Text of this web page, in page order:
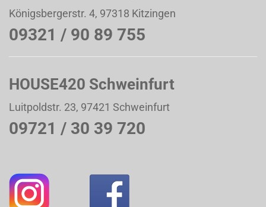
Königsbergerstr. 4, 97318 Kitzingen
09321 / 90 89 755
HOUSE420 Schweinfurt
Luitpoldstr. 23, 97421 Schweinfurt
09721 / 30 39 720